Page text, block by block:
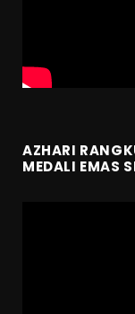
AZHARI
MEDALI EMAS